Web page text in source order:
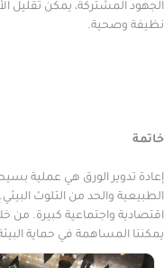
يمكن تقليل الأثر
الورق هي عملية بسيطة لكن
من التلوث البيئي. إنها لا
كبيرة. من خلال
في حماية البيئة وضمان